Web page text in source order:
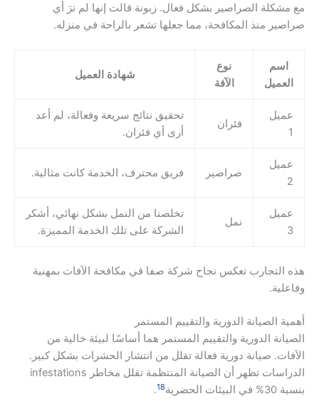
مع مشكلة الصراصير بشكل فعال. زبونة قالت إنها لم ترَ أي
صراصير منذ المكافحة، مما جعلها تشعر بالراحة في منزله.
اسم
العميل
نوع
الآفة
شهادة العميل
عميل
1
فئران
تحقيق نتائج سريعة وفعالة، لم أعد
أرى أي فئران.
عميل
2
صراصير فريق محترف، الخدمة كانت مثالية.
عميل
3
نمل
تخلصنا من النمل بشكل نهائي، أشكر
الشركة على تلك الخدمة المميزة.
هذه التجارب تعكس نجاح شركة صفا في مكافحة الآفات بمهنية
وفاعلية.
أهمية الصيانة الدورية والتقييم المستمر
الصيانة الدورية والتقييم المستمر هما أساسًا لبيئة خالية من
الآفات. صيانة دورية فعالة تقلل من انتشار الحشرات بشكل كبير.
الدراسات تظهر أن الصيانة المنتظمة تقلل مخاطر infestations
بنسبة 30% في البيئات الحضرية
18
.